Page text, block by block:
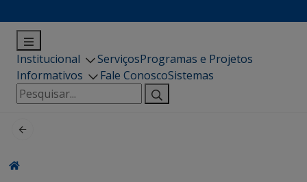
Institucional ServiçosProgramas e Projetos
Informativos
Fale ConoscoSistemas
Pesquisar
por: